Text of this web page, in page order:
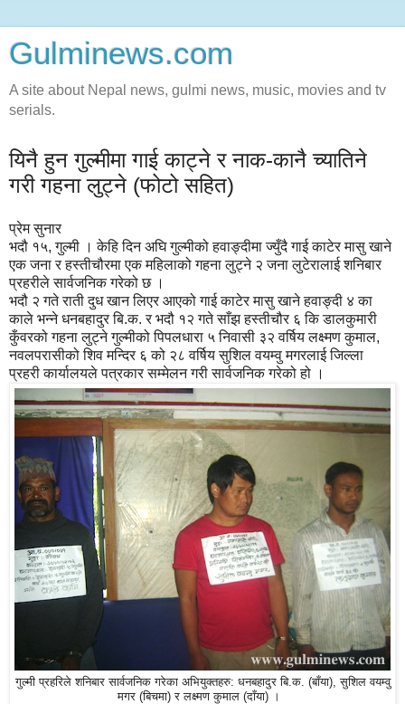
Gulminews.com
A site about Nepal news, gulmi news, music, movies and tv
serials.
यिनै हुन गुल्मीमा गाई काट्ने र नाक-कानै च्यातिने
गरी गहना लुट्ने (फोटो सहित)
प्रेम सुनार
भदौ १५, गुल्मी । केहि दिन अघि गुल्मीको हवाङ्दीमा ज्युँदै गाई काटेर मासु खाने
एक जना र हस्तीचौरमा एक महिलाको गहना लुट्ने २ जना लुटेरालाई शनिबार
प्रहरीले सार्वजनिक गरेको छ ।
भदौ २ गते राती दुध खान लिएर आएको गाई काटेर मासु खाने हवाङ्दी ४ का
काले भन्ने धनबहादुर बि.क. र भदौ १२ गते साँझ हस्तीचौर ६ कि डालकुमारी
कुँवरको गहना लुट्ने गुल्मीको पिपलधारा ५ निवासी ३२ वर्षिय लक्ष्मण कुमाल,
नवलपरासीको शिव मन्दिर ६ को २८ वर्षिय सुशिल वयम्वु मगरलाई जिल्ला
प्रहरी कार्यालयले पत्रकार सम्मेलन गरी सार्वजनिक गरेको हो ।
गुल्मी प्रहरिले शनिबार सार्वजनिक गरेका अभियुक्तहरु: धनबहादुर बि.क. (बाँया), सुशिल वयम्वु
मगर (बिचमा) र लक्ष्मण कुमाल (दाँया) ।